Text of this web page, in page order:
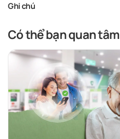
Ghi chú
Có thể bạn quan tâm